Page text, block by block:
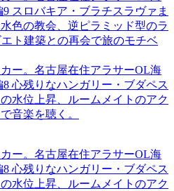
スロバキア・ブラチスラヴァま
色の教会、逆ピラミッド型のラ
ト建築との再会で旅のモチベ
ー。名古屋在住アラサーOL海
心残りなハンガリー・ブダペス
水位上昇、ルームメイトのアク
音楽を聴く。
ー。名古屋在住アラサーOL海
心残りなハンガリー・ブダペス
水位上昇、ルームメイトのアク